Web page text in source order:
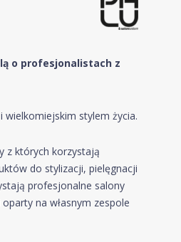
o profesjonalistach z
stylem życia.
z których korzystają
do stylizacji, pielęgnacji
profesjonalne salony
na własnym zespole